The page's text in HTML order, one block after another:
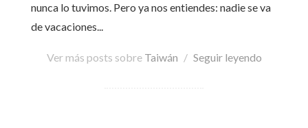
nunca lo tuvimos. Pero ya nos entiendes: nadie se va
de vacaciones...
Ver más posts sobre Taiwán / Seguir leyendo